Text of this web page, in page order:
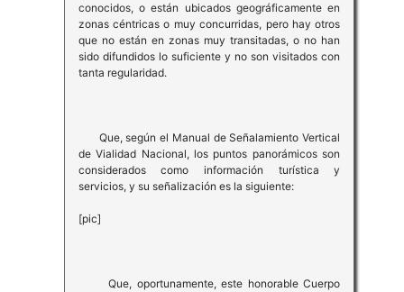
conocidos, o están ubicados geográficamente en
zonas céntricas o muy concurridas, pero hay otros
que no están en zonas muy transitadas, o no han
sido difundidos lo suficiente y no son visitados con
tanta regularidad.
Que, según el Manual de Señalamiento Vertical
de Vialidad Nacional, los puntos panorámicos son
considerados como información turística y
servicios, y su señalización es la siguiente:
[pic]
Que, oportunamente, este honorable Cuerpo